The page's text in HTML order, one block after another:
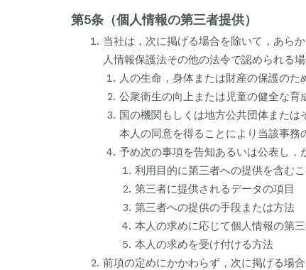
第5条（個人情報の第三者提供）
当社は，次に掲げる場合を除いて，あら
人情報保護法その他の法令で認められる場
人の生命，身体または財産の保護の
公衆衛生の向上または児童の健全な
国の機関もしくは地方公共団体また
本人の同意を得ることにより当該事務
予め次の事項を告知あるいは公表し，
利用目的に第三者への提供を含むこ
第三者に提供されるデータの項目
第三者への提供の手段または方法
本人の求めに応じて個人情報の第
本人の求めを受け付ける方法
前項の定めにかかわらず，次に掲げる場